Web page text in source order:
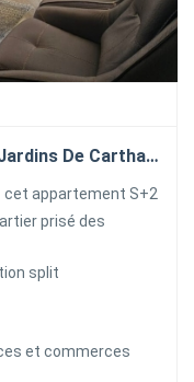
Appartement S+2 Meublés Aux Jardins De Carthage
cet appartement S+2
prisé des
se compose d'un
sur un balcon
une salle
chambre à coucher
split
et commerces